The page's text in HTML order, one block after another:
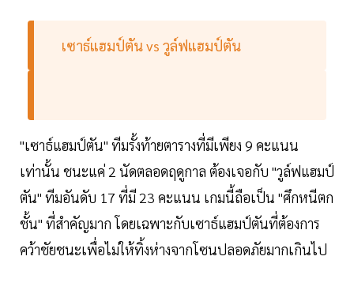
เซาธ์แฮมป์ตัน vs วูล์ฟแฮมป์ตัน
"เซาธ์แฮมป์ตัน" ทีมรั้งท้ายตารางที่มีเพียง 9 คะแนน
เท่านั้น ชนะแค่ 2 นัดตลอดฤดูกาล ต้องเจอกับ "วูล์ฟแฮมป์
ตัน" ทีมอันดับ 17 ที่มี 23 คะแนน เกมนี้ถือเป็น "ศึกหนีตก
ชั้น" ที่สำคัญมาก โดยเฉพาะกับเซาธ์แฮมป์ตันที่ต้องการ
คว้าชัยชนะเพื่อไม่ให้ทิ้งห่างจากโซนปลอดภัยมากเกินไป